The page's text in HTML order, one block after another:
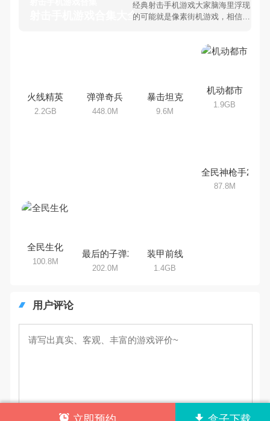
射击手机游戏合集大全 >
经典射击手机游戏大家脑海里浮现
的可能就是像素街机游戏，相信很
击手机游戏有哪些呢？游戏今天，
集，欢迎大家前来选择下载体验
火线精英
2.2GB
弹弹奇兵
448.0M
暴击坦克
9.6M
机动都市
1.9GB
全民神枪手2
87.8M
全民生化
100.8M
最后的子弹2
202.0M
装甲前线
1.4GB
用户评论